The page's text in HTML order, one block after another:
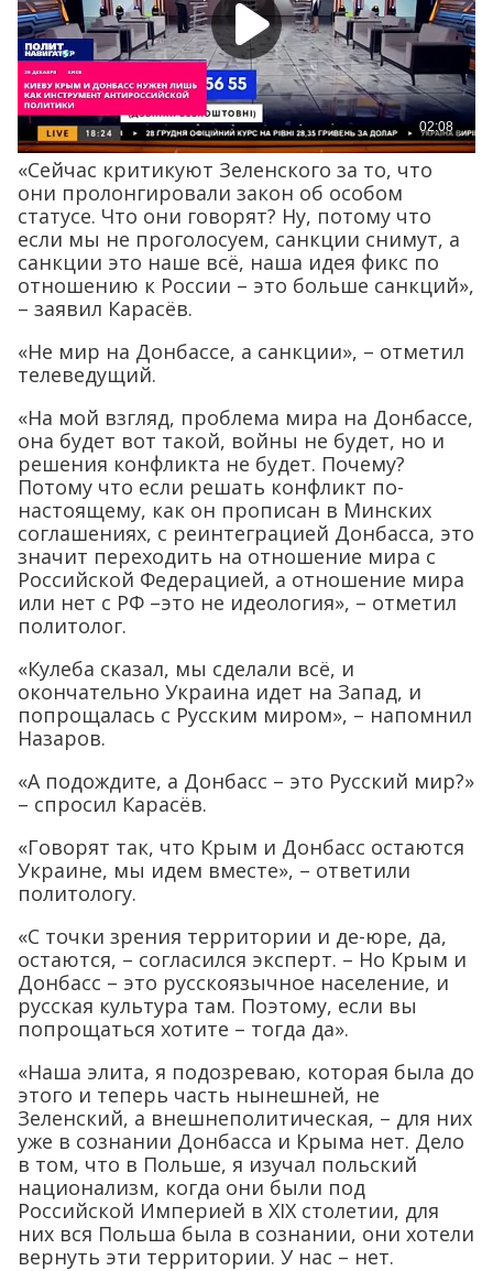
«Сейчас критикуют Зеленского за то, что
они пролонгировали закон об особом
статусе. Что они говорят? Ну, потому что
если мы не проголосуем, санкции снимут, а
санкции это наше всё, наша идея фикс по
отношению к России – это больше санкций»,
– заявил Карасёв.
«Не мир на Донбассе, а санкции», – отметил
телеведущий.
«На мой взгляд, проблема мира на Донбассе,
она будет вот такой, войны не будет, но и
решения конфликта не будет. Почему?
Потому что если решать конфликт по-
настоящему, как он прописан в Минских
соглашениях, с реинтеграцией Донбасса, это
значит переходить на отношение мира с
Российской Федерацией, а отношение мира
или нет с РФ –это не идеология», – отметил
политолог.
«Кулеба сказал, мы сделали всё, и
окончательно Украина идет на Запад, и
попрощалась с Русским миром», – напомнил
Назаров.
«А подождите, а Донбасс – это Русский мир?»
– спросил Карасёв.
«Говорят так, что Крым и Донбасс остаются
Украине, мы идем вместе», – ответили
политологу.
«С точки зрения территории и де-юре, да,
остаются, – согласился эксперт. – Но Крым и
Донбасс – это русскоязычное население, и
русская культура там. Поэтому, если вы
попрощаться хотите – тогда да».
«Наша элита, я подозреваю, которая была до
этого и теперь часть нынешней, не
Зеленский, а внешнеполитическая, – для них
уже в сознании Донбасса и Крыма нет. Дело
в том, что в Польше, я изучал польский
национализм, когда они были под
Российской Империей в XIX столетии, для
них вся Польша была в сознании, они хотели
вернуть эти территории. У нас – нет.